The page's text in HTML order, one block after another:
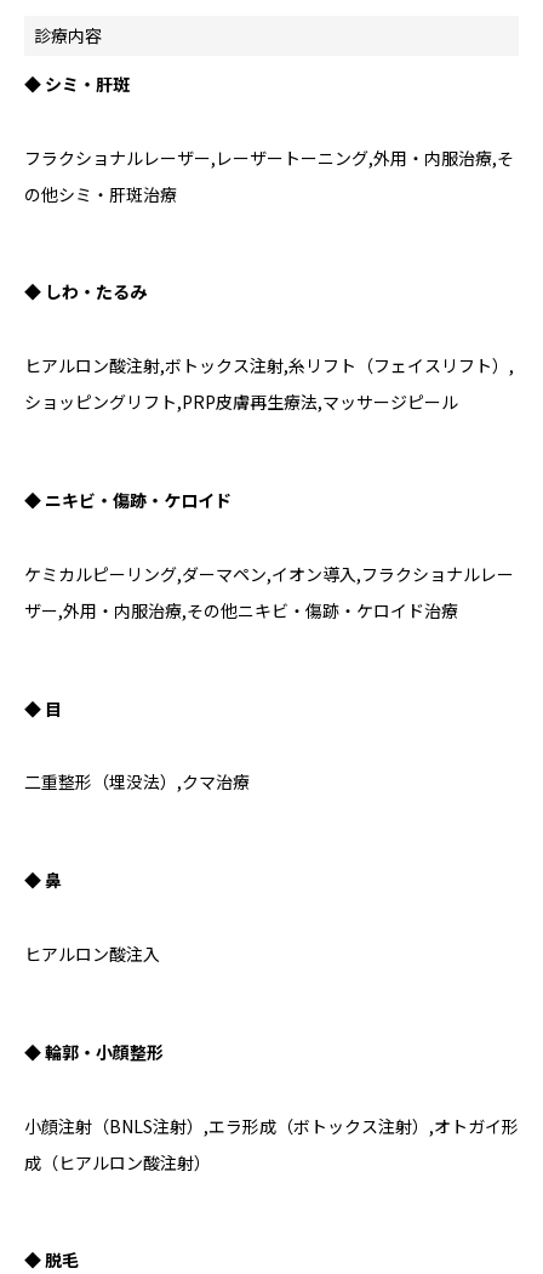
診療内容
◆ シミ・肝斑
フラクショナルレーザー,レーザートーニング,外用・内服治療,そ
の他シミ・肝斑治療
◆ しわ・たるみ
ヒアルロン酸注射,ボトックス注射,糸リフト（フェイスリフト）,
ショッピングリフト,PRP皮膚再生療法,マッサージピール
◆ ニキビ・傷跡・ケロイド
ケミカルピーリング,ダーマペン,イオン導入,フラクショナルレー
ザー,外用・内服治療,その他ニキビ・傷跡・ケロイド治療
◆ 目
二重整形（埋没法）,クマ治療
◆ 鼻
ヒアルロン酸注入
◆ 輪郭・小顔整形
小顔注射（BNLS注射）,エラ形成（ボトックス注射）,オトガイ形
成（ヒアルロン酸注射）
◆ 脱毛